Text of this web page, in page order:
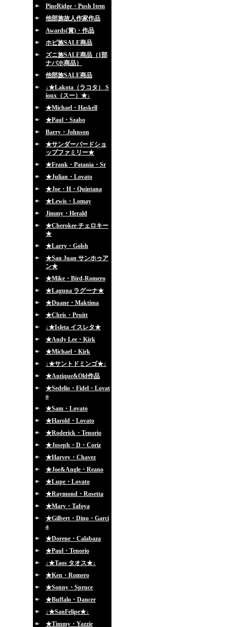
PineRidge・Push Item
他部族故人作家作品
Awards(賞)・作品
ホピ族SALE商品
ズニ族SALE商品（1部
ナバホ商品）
他部族SALE商品
↓★Lakota（ラコタ） S
ioux（スー）★↓
★Michael・Haskell
★Paul・Szabo
Barry・Johnson
★サンダーバードショ
ップファミリー★
★Frank・Patania・Sr
★Julian・Lovato
★Joe・H・Quintana
★Lewis・Lomay
Jimmy・Herald
★Cherokee チェロキー
★
★Larry・Golsh
★San Juan サンホゥア
ン★
★Mike・Bird-Romero
★Laguna ラグーナ★
★Duane・Maktima
★Chris・Pruitt
↓★Isleta イスレタ★
★Andy Lee・Kirk
★Michael・Kirk
↓★サントドミンゴ★↓
★Antique&Old作品
★Sedelio・Fidel・Lovat
o
★Sam・Lovato
★Harold・Lovato
★Roderick・Tenorio
★Joseph・D・Coriz
★Harvey・Chavez
★Joe&Angle・Reano
★Lupe・Lovato
★Raymond・Rosetta
★Mary・Tafoya
★Gilbert・Dino・Garci
a
★Dorene・Calabaza
★Paul・Tenorio
↓★Taos タオス★↓
★Ken・Romero
★Sonny・Spruce
★Buffalo・Dancer
↓★SanFelipe★↓
★Timmy・Yazzie